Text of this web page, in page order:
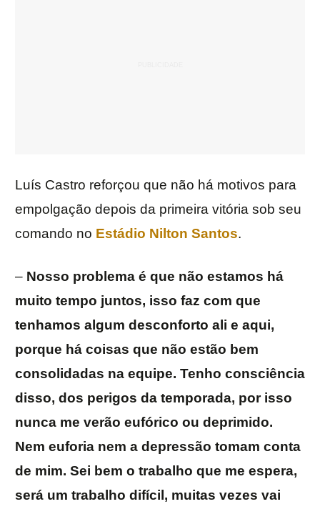
Luís Castro reforçou que não há motivos para
empolgação depois da primeira vitória sob seu
comando no Estádio Nilton Santos.
– Nosso problema é que não estamos há
muito tempo juntos, isso faz com que
tenhamos algum desconforto ali e aqui,
porque há coisas que não estão bem
consolidadas na equipe. Tenho consciência
disso, dos perigos da temporada, por isso
nunca me verão eufórico ou deprimido.
Nem euforia nem a depressão tomam conta
de mim. Sei bem o trabalho que me espera,
será um trabalho difícil, muitas vezes vai